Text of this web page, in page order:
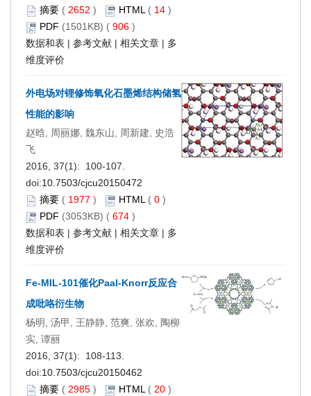
摘要 ( 2652 ) HTML( 14 )
PDF (1501KB) ( 906 )
数据和表 | 参考文献 | 相关文章 | 多
维度评价
外电场对锂修饰氧化石墨烯结构储氢
性能的影响
赵晗, 周丽娜, 魏东山, 周新建, 史浩
飞
2016, 37(1): 100-107.
doi:10.7503/cjcu20150472
摘要 ( 1977 ) HTML( 0 )
PDF (3053KB) ( 674 )
数据和表 | 参考文献 | 相关文章 | 多
维度评价
Fe-MIL-101催化Paal-Knorr反应合
成吡咯衍生物
杨明, 汤甲, 王静静, 范爽, 张欢, 陶柳
实, 谭丽
2016, 37(1): 108-113.
doi:10.7503/cjcu20150462
摘要 ( 2985 ) HTML( 20 )